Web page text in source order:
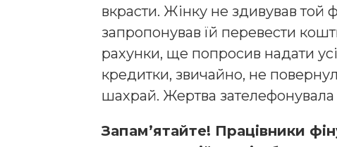
вкрасти. Жінку не здивував той
запропонував їй перевести
рахунки, ще попросив надати
кредитки, звичайно, не
шахрай. Жертва зателефонувала
Запам’ятайте! Працівники